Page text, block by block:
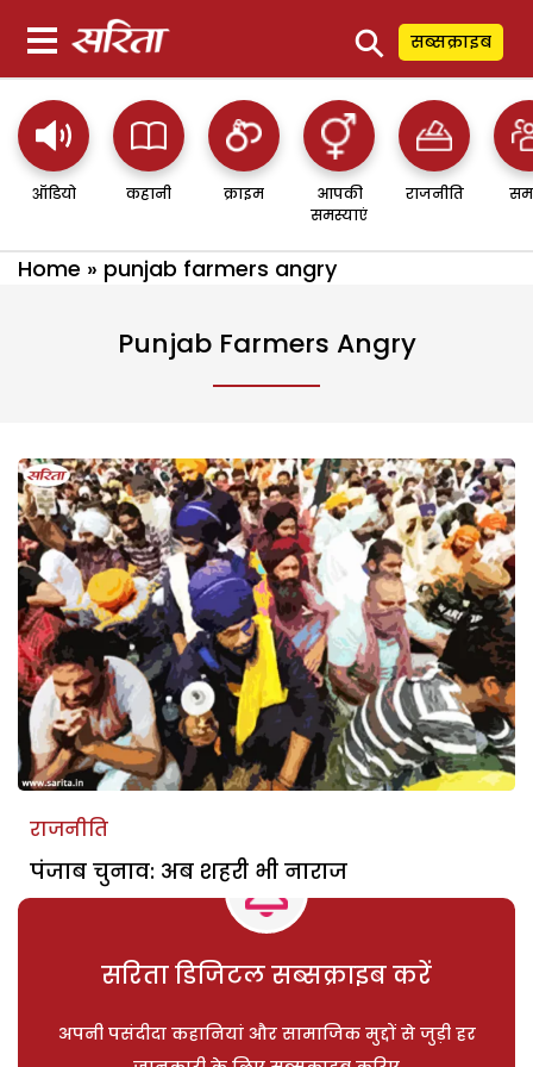
⚲ सब्सक्राइब
ऑडियो कहानी क्राइम
आपकी
समस्याएं
राजनीति
Home » punjab farmers angry
Punjab Farmers Angry
राजनीति
पंजाब चुनाव: अब शहरी भी नाराज
सरिता डिजिटल सब्सक्राइब करें
अपनी पसंदीदा कहानियां और सामाजिक मुद्दों से जुड़ी हर